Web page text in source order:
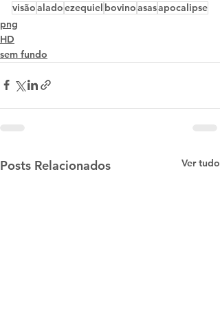
visãoaladoezequiel bovinoasasapocalipse
png
HD
sem fundo
Posts Relacionados Ver tudo